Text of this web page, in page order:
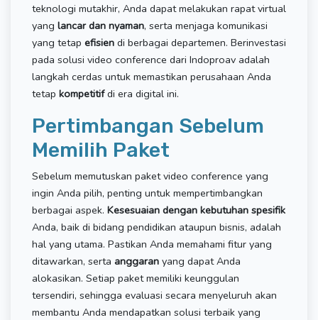
teknologi mutakhir, Anda dapat melakukan rapat virtual
yang lancar dan nyaman, serta menjaga komunikasi
yang tetap efisien di berbagai departemen. Berinvestasi
pada solusi video conference dari Indoproav adalah
langkah cerdas untuk memastikan perusahaan Anda
tetap kompetitifdi era digital ini.
Pertimbangan Sebelum
Memilih Paket
Sebelum memutuskan paket video conference yang
ingin Anda pilih, penting untuk mempertimbangkan
berbagai aspek. Kesesuaian dengan kebutuhan spesifik
Anda, baik di bidang pendidikan ataupun bisnis, adalah
hal yang utama. Pastikan Anda memahami fitur yang
ditawarkan, serta anggaran yang dapat Anda
alokasikan. Setiap paket memiliki keunggulan
tersendiri, sehingga evaluasi secara menyeluruh akan
membantu Anda mendapatkan solusi terbaik yang